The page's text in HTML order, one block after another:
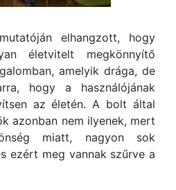
elhangzott, hogy
életvitelt megkönnyítő
amelyik drága, de
hogy a használójának
az életén. A bolt által
azonban nem ilyenek, mert
miatt, nagyon sok
ezért meg vannak szűrve a